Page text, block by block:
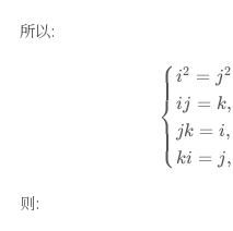
所以:
⎩
⎨
⎧ i2 = j2
ij = k,
jk = i,
ki = j,
则: